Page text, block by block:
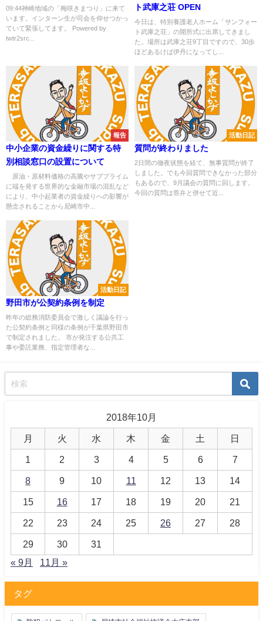
09:44神崎地域の「梅咲きまつり」に来て
います。インターン生が司会を仰せつかっ
ていて緊張してます。 Powered by
twtr2src...
ト武庫之荘 OPEN
今日は、特別養護老人ホーム「サンフォー
ト武庫之荘」の開所式に出席してきまし
た。場所は武庫之荘9丁目ですので、30歩
ほどあるけば伊丹になってし...
報告
中小企業の資金繰りに関する特
別相談窓口の設置について
原油・原材料価格の高騰やサブプライム
に端を発する世界的な金融市場の混乱など
により、中小起業者の資金繰りへの影響が
懸念されることから尼崎市中...
活動日記
質問が終わりました
2日間の徹夜状態を経て、無事質問が終了
しました。でも今回質問できなかった部分
もあるので、9月議会の質問に回します。
今回の質問は答弁と併せて近...
活動日記
野田市が公契約条例を制定
昨年の総務消防委員会で激しく議論を行っ
た公契約条例と同様の条例が千葉県野田市
で制定されました。 市が発注する公共工
事や委託業務、指定管理者な...
2018年10月
月 火 水 木 金 土 日
1 2 3 4 5 6 7
8 9 10 11 12 13 14
15 16 17 18 19 20 21
22 23 24 25 26 27 28
29 30
31
« 9月
11月 »
タグ